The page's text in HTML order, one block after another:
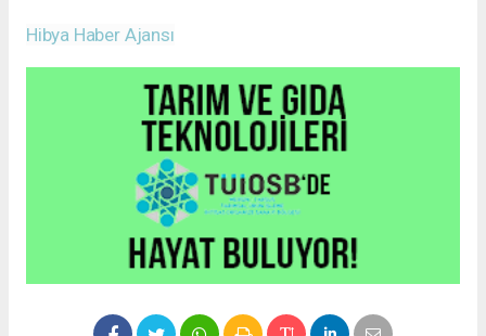
Hibya Haber Ajansı